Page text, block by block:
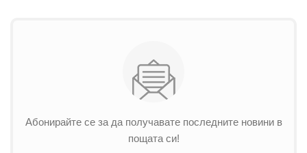
Абонирайте се за да получавате последните новини в
пощата си!